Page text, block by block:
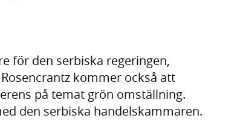
för den serbiska regeringen,
kommer också att
på temat grön omställning.
den serbiska handelskammaren.